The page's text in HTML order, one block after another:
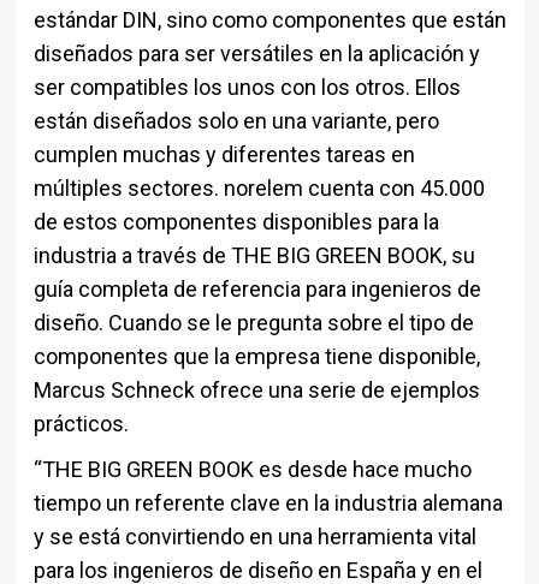
estándar DIN, sino como componentes que están
diseñados para ser versátiles en la aplicación y
ser compatibles los unos con los otros. Ellos
están diseñados solo en una variante, pero
cumplen muchas y diferentes tareas en
múltiples sectores. norelem cuenta con 45.000
de estos componentes disponibles para la
industria a través de THE BIG GREEN BOOK, su
guía completa de referencia para ingenieros de
diseño. Cuando se le pregunta sobre el tipo de
componentes que la empresa tiene disponible,
Marcus Schneck ofrece una serie de ejemplos
prácticos.
“THE BIG GREEN BOOK es desde hace mucho
tiempo un referente clave en la industria alemana
y se está convirtiendo en una herramienta vital
para los ingenieros de diseño en España y en el